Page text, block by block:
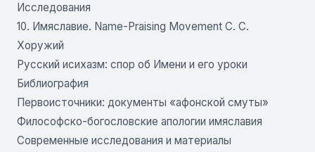
Исследования
10. Имяславие. Name-Praising Movement С. С.
Хоружий
Русский исихазм: спор об Имени и его уроки
Библиография
Первоисточники: документы «афонской смуты»
Философско-богословские апологии имяславия
Современные исследования и материалы